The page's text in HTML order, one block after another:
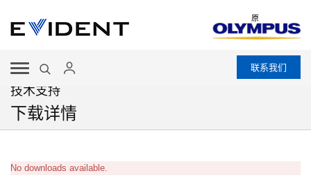
原
联系我们
技术支持
下载详情
No downloads available.